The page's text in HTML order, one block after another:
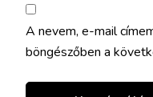
A nevem, e-mail
böngészőben a